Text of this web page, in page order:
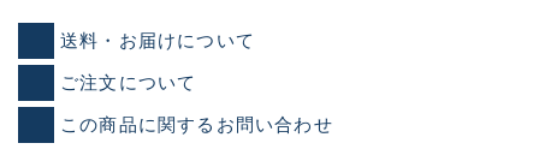
送料・お届けについて
ご注文について
この商品に関するお問い合わせ